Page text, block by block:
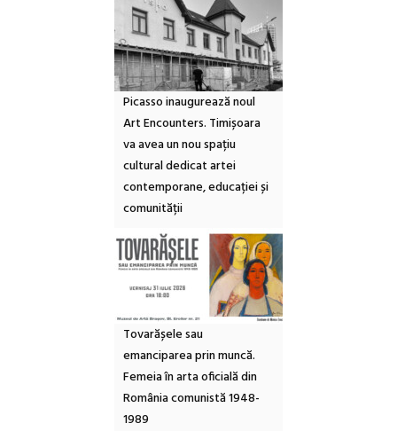
Picasso inaugurează noul
Art Encounters. Timișoara
va avea un nou spațiu
cultural dedicat artei
contemporane, educației și
comunității
Tovarășele sau
emanciparea prin muncă.
Femeia în arta oficială din
România comunistă 1948-
1989